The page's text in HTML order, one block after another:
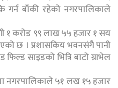
गर्न बाँकी रहेको नगरपालिकाले
१ करोड ९९ लाख ५५ हजार १ सय
छ । प्रशासकिय भवनसंगै पानी
साइडको भित्रि बाटो ग्राभेल
नगरपालिकाले ५१ लख १५ हजार